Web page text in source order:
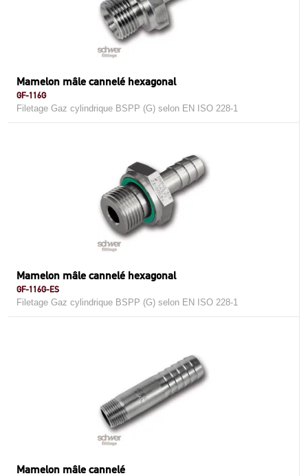
Mamelon mâle cannelé hexagonal
GF-116G
Filetage Gaz cylindrique BSPP (G) selon EN ISO 228-1
Mamelon mâle cannelé hexagonal
GF-116G-ES
Filetage Gaz cylindrique BSPP (G) selon EN ISO 228-1
Mamelon mâle cannelé